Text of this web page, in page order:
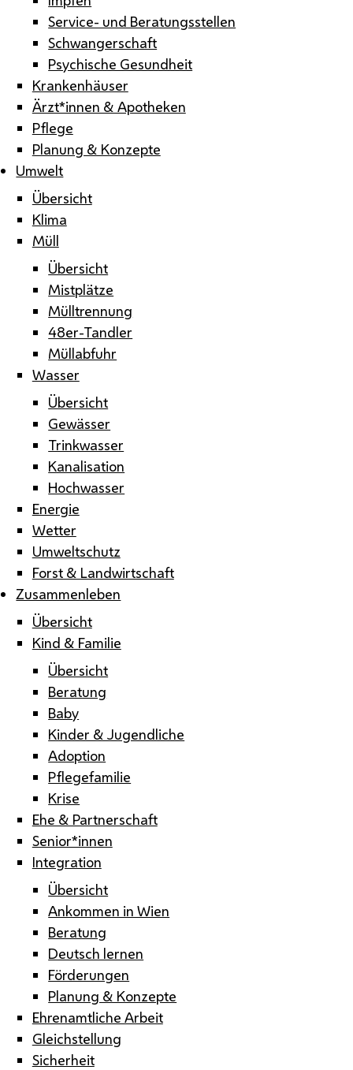
Service- und Beratungsstellen
Schwangerschaft
Psychische Gesundheit
Krankenhäuser
Ärzt*innen & Apotheken
Pflege
Planung & Konzepte
Umwelt
Übersicht
Klima
Müll
Übersicht
Mistplätze
Mülltrennung
48er-Tandler
Müllabfuhr
Wasser
Übersicht
Gewässer
Trinkwasser
Kanalisation
Hochwasser
Energie
Wetter
Umweltschutz
Forst & Landwirtschaft
Zusammenleben
Übersicht
Kind & Familie
Übersicht
Beratung
Baby
Kinder & Jugendliche
Adoption
Pflegefamilie
Krise
Ehe & Partnerschaft
Senior*innen
Integration
Übersicht
Ankommen in Wien
Beratung
Deutsch lernen
Förderungen
Planung & Konzepte
Ehrenamtliche Arbeit
Gleichstellung
Sicherheit